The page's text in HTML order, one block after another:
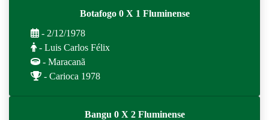
Botafogo 0 X 1 Fluminense
- 2/12/1978
- Luis Carlos Félix
- Maracanã
- Carioca 1978
Bangu 0 X 2 Fluminense